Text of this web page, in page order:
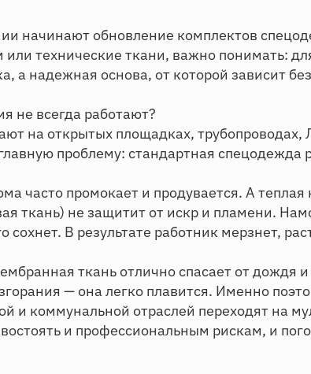
начинают обновление комплектов
технические ткани, важно понимать:
а надежная основа, от которой зависит
не всегда работают?
на открытых площадках, трубопроводах,
проблему: стандартная спецодежда
часто промокает и продувается. А
ткань) не защитит от искр и пламени.
сохнет. В результате работник мерзнет,
ткань отлично спасает от дождя
— она легко плавится. Именно
и коммунальной отраслей переходят на
и профессиональным рискам, и